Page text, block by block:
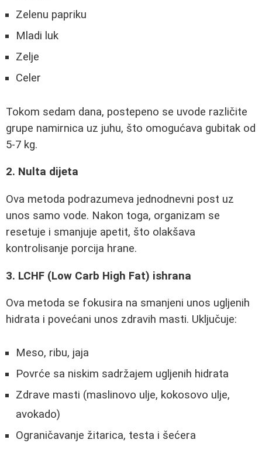
Zelenu papriku
Mladi luk
Zelje
Celer
Tokom sedam dana, postepeno se uvode različite
grupe namirnica uz juhu, što omogućava gubitak od
5-7 kg.
2. Nulta dijeta
Ova metoda podrazumeva jednodnevni post uz
unos samo vode. Nakon toga, organizam se
resetuje i smanjuje apetit, što olakšava
kontrolisanje porcija hrane.
3. LCHF (Low Carb High Fat) ishrana
Ova metoda se fokusira na smanjeni unos ugljenih
hidrata i povećani unos zdravih masti. Uključuje:
Meso, ribu, jaja
Povrće sa niskim sadržajem ugljenih hidrata
Zdrave masti (maslinovo ulje, kokosovo ulje,
avokado)
Ograničavanje žitarica, testa i šećera